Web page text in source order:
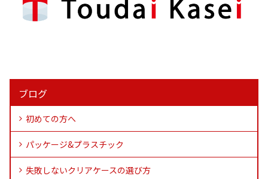
ブログ
初めての方へ
パッケージ&プラスチック
失敗しないクリアケースの選び方